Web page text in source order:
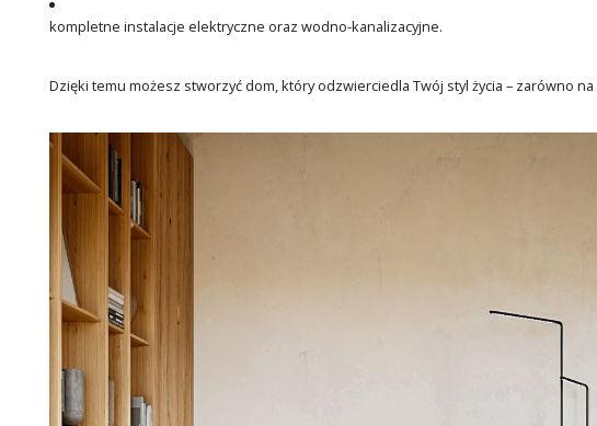
kompletne instalacje elektryczne oraz wodno-kanalizacyjne.
Dzięki temu możesz stworzyć dom, który odzwierciedla Twój styl życia – zarówno